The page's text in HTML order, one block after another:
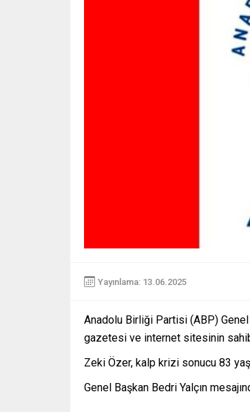
Yayınlama: 13.06.2025
Anadolu Birliği Partisi (ABP) Genel
gazetesi ve internet sitesinin
Zeki Özer, kalp krizi sonucu 83
Genel Başkan Bedri Yalçın